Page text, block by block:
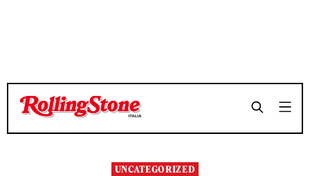
TEMPO DI LETTURA 4 MINUTI SHARE
TEMPO DI LETTURA 4 MINUTI SHARE
UNCATEGORIZED